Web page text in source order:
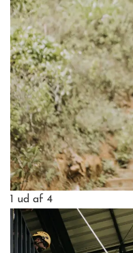
1 ud af 4